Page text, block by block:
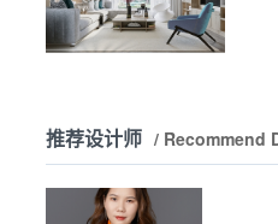
推荐设计师 / Recommend